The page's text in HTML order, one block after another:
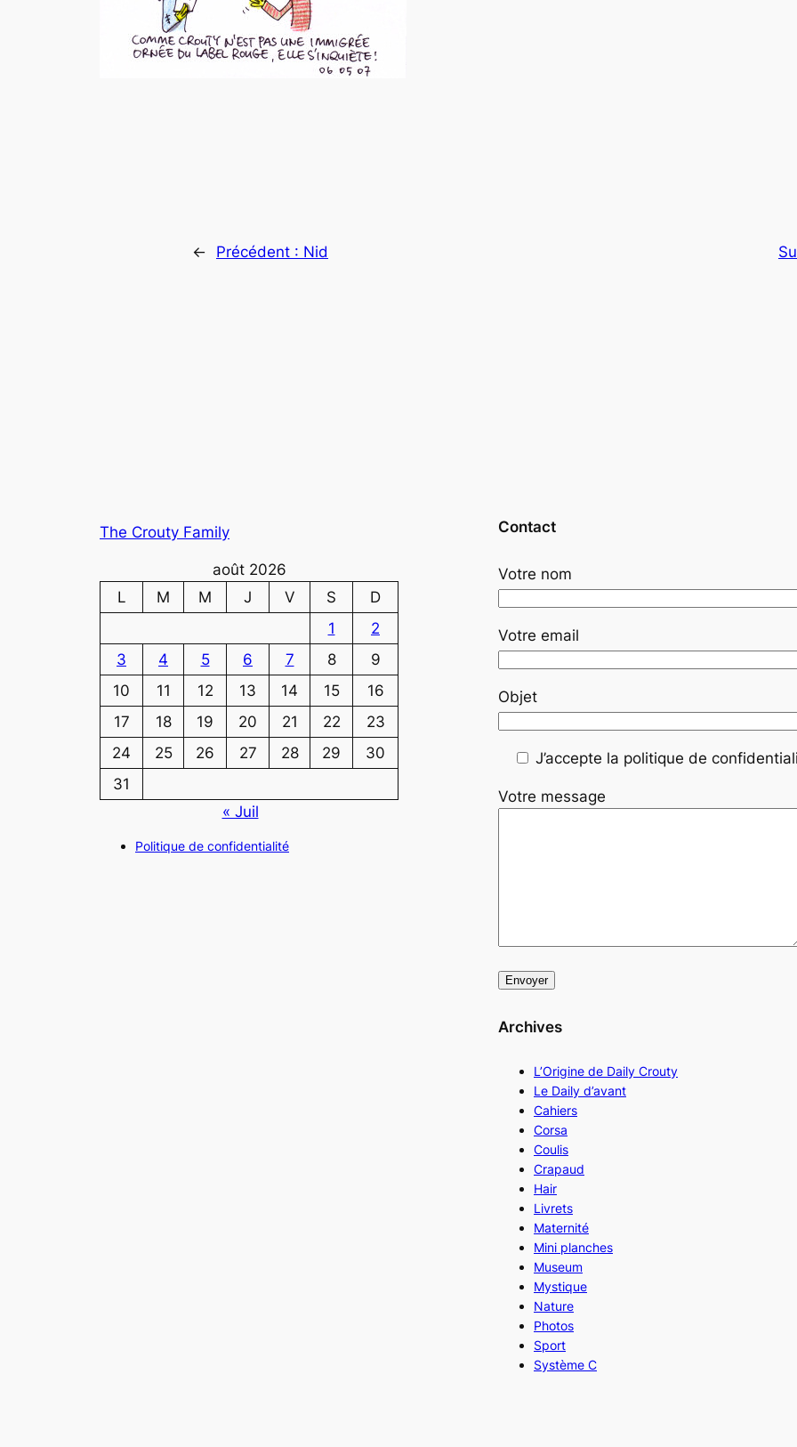
← Précédent : Nid
The Crouty Family
août 2026
L
M M J V S
D
1
2
3
4 5 6 7 8
9
10
11 12 13 14 15
16
17
18 19 20 21 22
23
24
25 26 27 28 29
30
31
« Juil
Politique de confidentialité
Contact
Votre nom
Votre email
Objet
J’accepte la politique de
Votre message
Archives
L’Origine de Daily Crouty
Le Daily d’avant
Cahiers
Corsa
Coulis
Crapaud
Hair
Livrets
Maternité
Mini planches
Museum
Mystique
Nature
Photos
Sport
Système C